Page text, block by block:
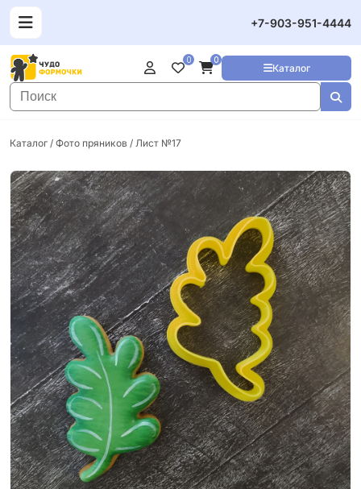
+7-903-951-4444
Каталог
0 0
Каталог / Фото пряников / Лист №17